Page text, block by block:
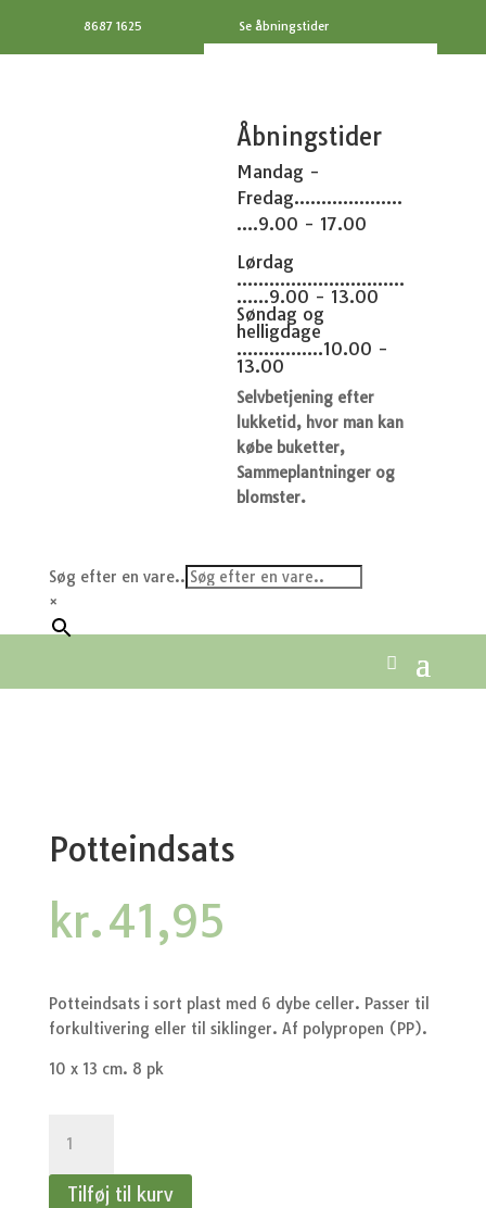
8687 1625 Se åbningstider
Åbningstider
Mandag -
Fredag....................
....9.00 - 17.00
Lørdag
...............................
......9.00 - 13.00
Søndag og
helligdage
................10.00 -
13.00
Selvbetjening efter
lukketid, hvor man kan
købe buketter,
Sammeplantninger og
blomster.
Søg efter en vare..
×
Potteindsats
kr.41,95
Potteindsats i sort plast med 6 dybe celler. Passer til
forkultivering eller til siklinger. Af polypropen (PP).
10 x 13 cm. 8 pk
antal
Tilføj til kurv